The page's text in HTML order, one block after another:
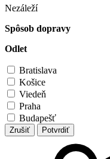
Nezáleží
Spôsob dopravy
Odlet
Bratislava
Košice
Viedeň
Praha
Budapešť
Zrušiť Potvrdiť